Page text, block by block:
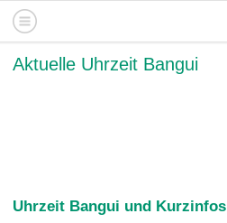
Aktuelle Uhrzeit Bangui
Uhrzeit Bangui und Kurzinfos